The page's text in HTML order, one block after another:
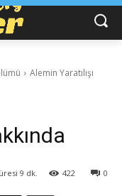
Alemin Yaratılışı
9 dk. 0
422